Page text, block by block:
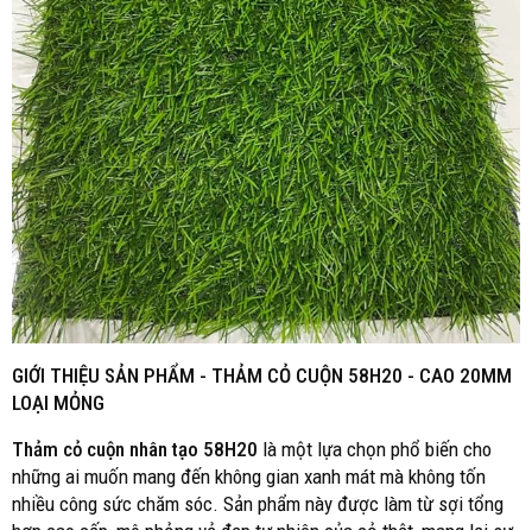
GIỚI THIỆU SẢN PHẨM - THẢM CỎ CUỘN 58H20 - CAO 20MM
LOẠI MỎNG
Thảm cỏ cuộn nhân tạo 58H20 là một lựa chọn phổ biến cho
những ai muốn mang đến không gian xanh mát mà không tốn
nhiều công sức chăm sóc. Sản phẩm này được làm từ sợi tổng